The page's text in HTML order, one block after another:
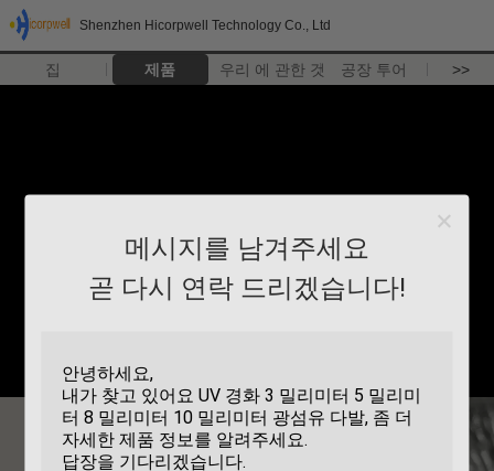
Shenzhen Hicorpwell Technology Co., Ltd
집 제품 우리 에 관한 것 공장 투어 >>
메시지를 남겨주세요
곧 다시 연락 드리겠습니다!